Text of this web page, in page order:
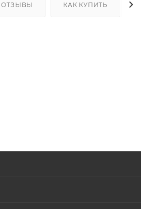
ОТЗЫВЫ КАК КУПИТЬ